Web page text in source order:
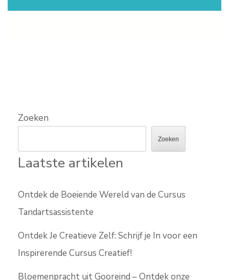
Zoeken
Zoeken
Laatste artikelen
Ontdek de Boeiende Wereld van de Cursus
Tandartsassistente
Ontdek Je Creatieve Zelf: Schrijf je In voor een
Inspirerende Cursus Creatief!
Bloemenpracht uit Gooreind – Ontdek onze